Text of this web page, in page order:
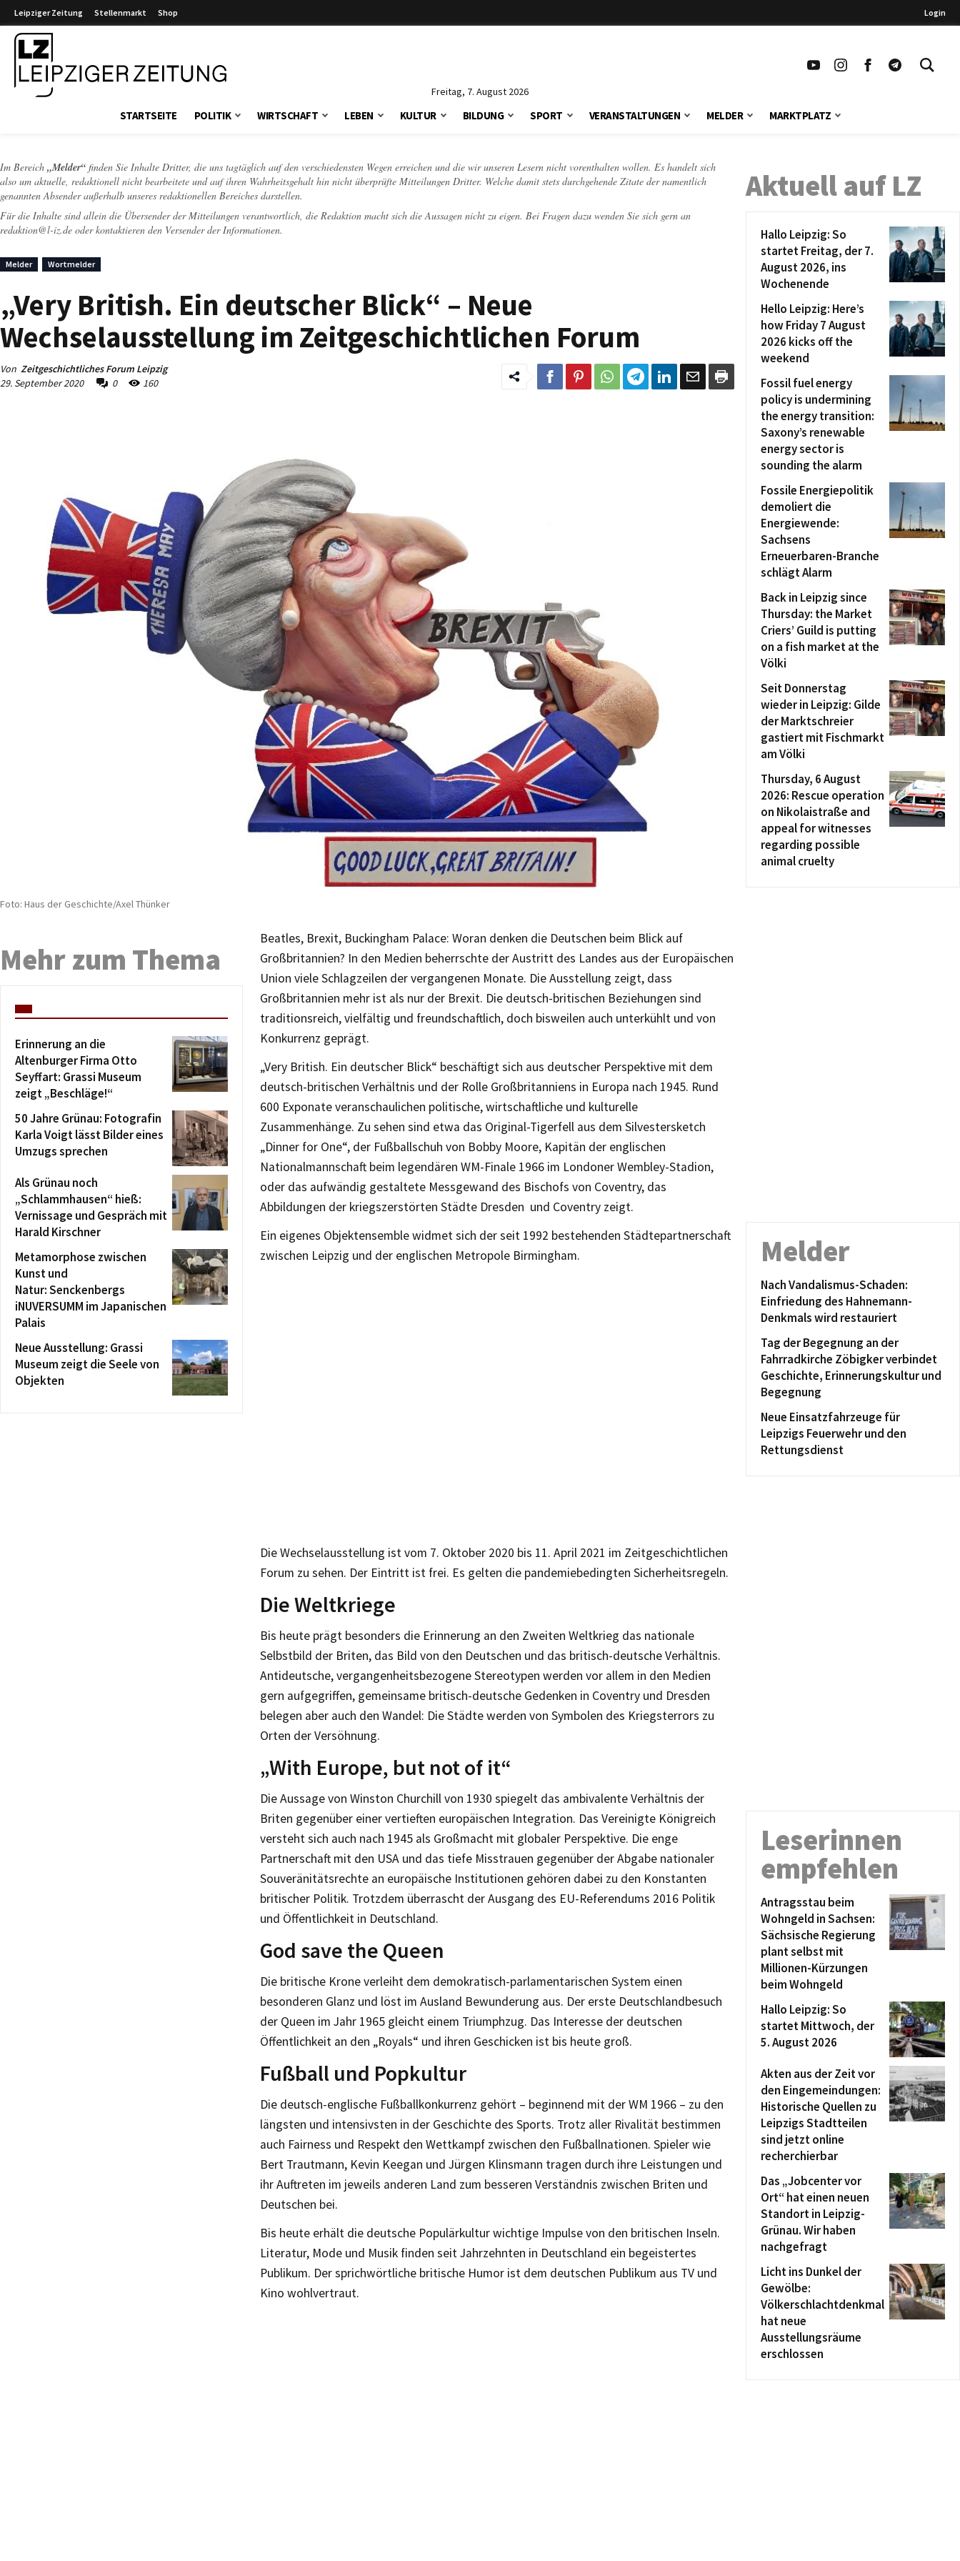
Leipziger Zeitung Stellenmarkt Shop Login
Freitag, 7. August 2026
STARTSEITE POLITIK WIRTSCHAFT LEBEN KULTUR BILDUNG SPORT VERANSTALTUNGEN MELDER MARKTPLATZ
Im Bereich „Melder“ finden Sie Inhalte Dritter, die uns tagtäglich auf den verschiedensten Wegen erreichen und die wir unseren Lesern nicht vorenthalten wollen. Es handelt sich
also um aktuelle, redaktionell nicht bearbeitete und auf ihren Wahrheitsgehalt hin nicht überprüfte Mitteilungen Dritter. Welche damit stets durchgehende Zitate der namentlich
genannten Absender außerhalb unseres redaktionellen Bereiches darstellen.
Für die Inhalte sind allein die Übersender der Mitteilungen verantwortlich, die Redaktion macht sich die Aussagen nicht zu eigen. Bei Fragen dazu wenden Sie sich gern an
redaktion@l-iz.de oder kontaktieren den Versender der Informationen.
Melder Wortmelder
„Very British. Ein deutscher Blick“ – Neue
Wechselausstellung im Zeitgeschichtlichen Forum
Von Zeitgeschichtliches Forum Leipzig
29. September 2020
0 160
Foto: Haus der Geschichte/Axel Thünker
Beatles, Brexit, Buckingham Palace: Woran denken die Deutschen beim Blick auf
Großbritannien? In den Medien beherrschte der Austritt des Landes aus der Europäischen
Union viele Schlagzeilen der vergangenen Monate. Die Ausstellung zeigt, dass
Großbritannien mehr ist als nur der Brexit. Die deutsch-britischen Beziehungen sind
traditionsreich, vielfältig und freundschaftlich, doch bisweilen auch unterkühlt und von
Konkurrenz geprägt.
„Very British. Ein deutscher Blick“ beschäftigt sich aus deutscher Perspektive mit dem
deutsch-britischen Verhältnis und der Rolle Großbritanniens in Europa nach 1945. Rund
600 Exponate veranschaulichen politische, wirtschaftliche und kulturelle
Zusammenhänge. Zu sehen sind etwa das Original-Tigerfell aus dem Silvestersketch
„Dinner for One“, der Fußballschuh von Bobby Moore, Kapitän der englischen
Nationalmannschaft beim legendären WM-Finale 1966 im Londoner Wembley-Stadion,
oder das aufwändig gestaltete Messgewand des Bischofs von Coventry, das
Abbildungen der kriegszerstörten Städte Dresden und Coventry zeigt.
Ein eigenes Objektensemble widmet sich der seit 1992 bestehenden Städtepartnerschaft
zwischen Leipzig und der englischen Metropole Birmingham.
Die Wechselausstellung ist vom 7. Oktober 2020 bis 11. April 2021 im Zeitgeschichtlichen
Forum zu sehen. Der Eintritt ist frei. Es gelten die pandemiebedingten Sicherheitsregeln.
Die Weltkriege
Bis heute prägt besonders die Erinnerung an den Zweiten Weltkrieg das nationale
Selbstbild der Briten, das Bild von den Deutschen und das britisch-deutsche Verhältnis.
Antideutsche, vergangenheitsbezogene Stereotypen werden vor allem in den Medien
gern aufgegriffen, gemeinsame britisch-deutsche Gedenken in Coventry und Dresden
belegen aber auch den Wandel: Die Städte werden von Symbolen des Kriegsterrors zu
Orten der Versöhnung.
„With Europe, but not of it“
Die Aussage von Winston Churchill von 1930 spiegelt das ambivalente Verhältnis der
Briten gegenüber einer vertieften europäischen Integration. Das Vereinigte Königreich
versteht sich auch nach 1945 als Großmacht mit globaler Perspektive. Die enge
Partnerschaft mit den USA und das tiefe Misstrauen gegenüber der Abgabe nationaler
Souveränitätsrechte an europäische Institutionen gehören dabei zu den Konstanten
britischer Politik. Trotzdem überrascht der Ausgang des EU-Referendums 2016 Politik
und Öffentlichkeit in Deutschland.
God save the Queen
Die britische Krone verleiht dem demokratisch-parlamentarischen System einen
besonderen Glanz und löst im Ausland Bewunderung aus. Der erste Deutschlandbesuch
der Queen im Jahr 1965 gleicht einem Triumphzug. Das Interesse der deutschen
Öffentlichkeit an den „Royals“ und ihren Geschicken ist bis heute groß.
Fußball und Popkultur
Die deutsch-englische Fußballkonkurrenz gehört – beginnend mit der WM 1966 – zu den
längsten und intensivsten in der Geschichte des Sports. Trotz aller Rivalität bestimmen
auch Fairness und Respekt den Wettkampf zwischen den Fußballnationen. Spieler wie
Bert Trautmann, Kevin Keegan und Jürgen Klinsmann tragen durch ihre Leistungen und
ihr Auftreten im jeweils anderen Land zum besseren Verständnis zwischen Briten und
Deutschen bei.
Bis heute erhält die deutsche Populärkultur wichtige Impulse von den britischen Inseln.
Literatur, Mode und Musik finden seit Jahrzehnten in Deutschland ein begeistertes
Publikum. Der sprichwörtliche britische Humor ist dem deutschen Publikum aus TV und
Kino wohlvertraut.
Mehr zum Thema
Erinnerung an die
Altenburger Firma Otto
Seyffart: Grassi Museum
zeigt „Beschläge!“
50 Jahre Grünau: Fotografin
Karla Voigt lässt Bilder eines
Umzugs sprechen
Als Grünau noch
„Schlammhausen“ hieß:
Vernissage und Gespräch mit
Harald Kirschner
Metamorphose zwischen
Kunst und
Natur: Senckenbergs
iNUVERSUMM im Japanischen
Palais
Neue Ausstellung: Grassi
Museum zeigt die Seele von
Objekten
Aktuell auf LZ
Hallo Leipzig: So
startet Freitag, der 7.
August 2026, ins
Wochenende
Hello Leipzig: Here’s
how Friday 7 August
2026 kicks off the
weekend
Fossil fuel energy
policy is undermining
the energy transition:
Saxony’s renewable
energy sector is
sounding the alarm
Fossile Energiepolitik
demoliert die
Energiewende:
Sachsens
Erneuerbaren-Branche
schlägt Alarm
Back in Leipzig since
Thursday: the Market
Criers’ Guild is putting
on a fish market at the
Völki
Seit Donnerstag
wieder in Leipzig: Gilde
der Marktschreier
gastiert mit Fischmarkt
am Völki
Thursday, 6 August
2026: Rescue operation
on Nikolaistraße and
appeal for witnesses
regarding possible
animal cruelty
Melder
Nach Vandalismus-Schaden:
Einfriedung des Hahnemann-
Denkmals wird restauriert
Tag der Begegnung an der
Fahrradkirche Zöbigker verbindet
Geschichte, Erinnerungskultur und
Begegnung
Neue Einsatzfahrzeuge für
Leipzigs Feuerwehr und den
Rettungsdienst
Leserinnen
empfehlen
Antragsstau beim
Wohngeld in Sachsen:
Sächsische Regierung
plant selbst mit
Millionen-Kürzungen
beim Wohngeld
Hallo Leipzig: So
startet Mittwoch, der
5. August 2026
Akten aus der Zeit vor
den Eingemeindungen:
Historische Quellen zu
Leipzigs Stadtteilen
sind jetzt online
recherchierbar
Das „Jobcenter vor
Ort“ hat einen neuen
Standort in Leipzig-
Grünau. Wir haben
nachgefragt
Licht ins Dunkel der
Gewölbe:
Völkerschlachtdenkmal
hat neue
Ausstellungsräume
erschlossen